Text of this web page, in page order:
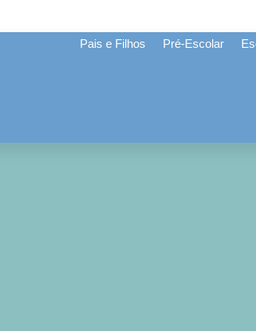
Pais e Filhos Pré-Escolar